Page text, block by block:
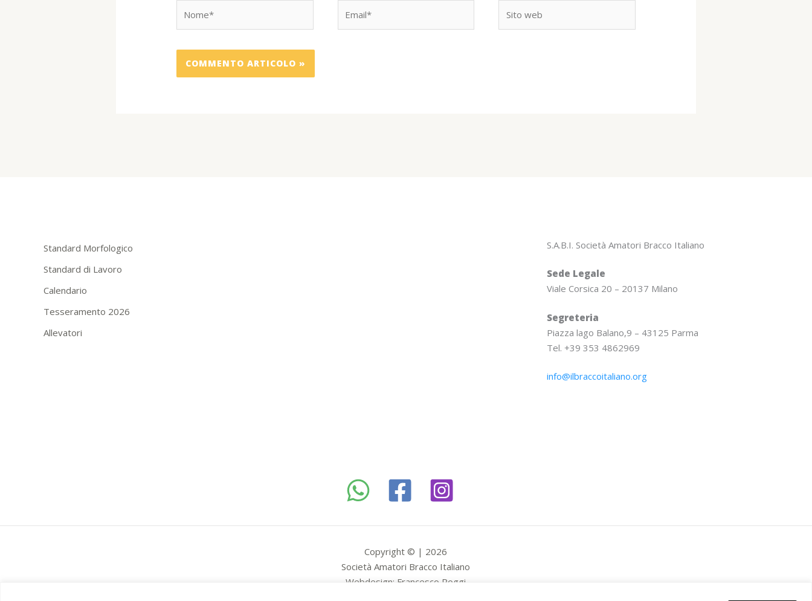
web
Standard Morfologico
Standard di Lavoro
Calendario
Tesseramento 2026
Allevatori
S.A.B.I. Società Amatori Bracco Italiano
Sede Legale
Viale Corsica 20 – 20137 Milano
Segreteria
Piazza lago Balano,9 – 43125 Parma
Tel. +39 353 4862969
info@ilbraccoitaliano.org
Copyright © | 2026
Società Amatori Bracco Italiano
Webdesign: Francesco Poggi